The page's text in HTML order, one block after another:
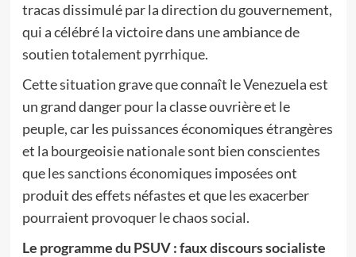
tracas dissimulé par la direction du gouvernement,
qui a célébré la victoire dans une ambiance de
soutien totalement pyrrhique.
Cette situation grave que connaît le Venezuela est
un grand danger pour la classe ouvrière et le
peuple, car les puissances économiques étrangères
et la bourgeoisie nationale sont bien conscientes
que les sanctions économiques imposées ont
produit des effets néfastes et que les exacerber
pourraient provoquer le chaos social.
Le programme du PSUV : faux discours socialiste